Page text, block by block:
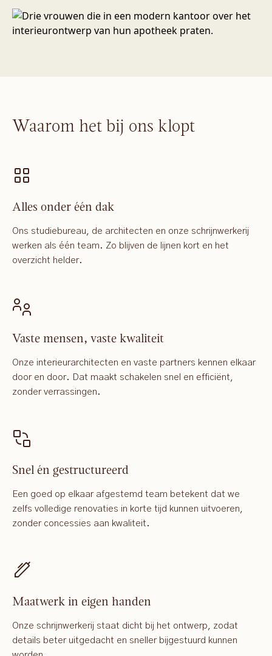
Waarom het bij ons klopt
Alles onder één dak
Ons studiebureau, de architecten en onze schrijnwerkerij
werken als één team. Zo blijven de lijnen kort en het
overzicht helder.
Vaste mensen, vaste kwaliteit
Onze interieurarchitecten en vaste partners kennen elkaar
door en door. Dat maakt schakelen snel en efficiënt,
zonder verrassingen.
Snel én gestructureerd
Een goed op elkaar afgestemd team betekent dat we
zelfs volledige renovaties in korte tijd kunnen uitvoeren,
zonder concessies aan kwaliteit.
Maatwerk in eigen handen
Onze schrijnwerkerij staat dicht bij het ontwerp, zodat
details beter uitgedacht en sneller bijgestuurd kunnen